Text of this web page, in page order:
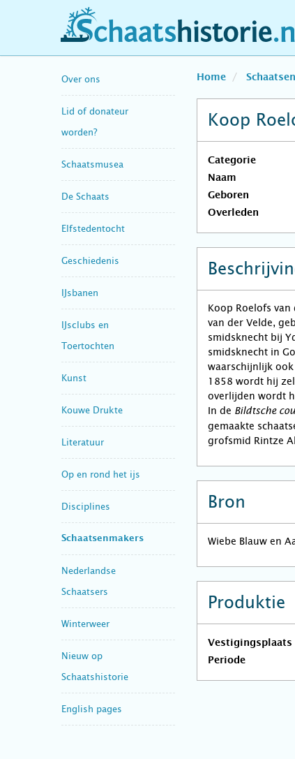
schaatshistorie.nl
Over ons
Lid of donateur
worden?
Schaatsmusea
De Schaats
Elfstedentocht
Geschiedenis
IJsbanen
IJsclubs en
Toertochten
Kunst
Kouwe Drukte
Literatuur
Op en rond het ijs
Disciplines
Schaatsenmakers
Nederlandse
Schaatsers
Winterweer
Nieuw op
Schaatshistorie
English pages
Home
Koop
Categorie
Naam
Geboren
Overleden
Koop Roelofs
van der Velde,
smidsknecht bij
smidsknecht in
waarschijnlijk ook
1858 wordt hij
overlijden wordt
In de Bildtsche
gemaakte
grofsmid Rintze
Bron
Wiebe Blauw en
Produktie
Vestigingsplaats
Periode